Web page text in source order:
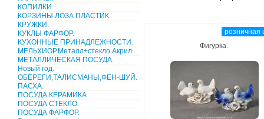
КОПИЛКИ
КОРЗИНЫ ЛОЗА ПЛАСТИК.
КРУЖКИ.
КУКЛЫ ФАРФОР.
КУХОННЫЕ ПРИНАДЛЕЖНОСТИ.
МЕЛЬХИОР.Металл+стекло.Акрил.
МЕТАЛЛИЧЕСКАЯ ПОСУДА.
Новый год.
ОБЕРЕГИ,ТАЛИСМАНЫ,ФЕН-ШУЙ.
ПАСХА.
ПОСУДА КЕРАМИКА
ПОСУДА СТЕКЛО
ПОСУДА ФАРФОР.
розничная
Фигурка.